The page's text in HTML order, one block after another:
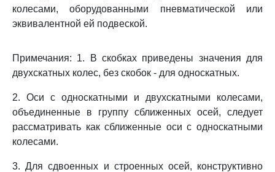
колесами, оборудованными пневматической или
эквивалентной ей подвеской.
Примечания: 1. В скобках приведены значения для
двухскатных колес, без скобок - для односкатных.
2. Оси с односкатными и двухскатными колесами,
объединенные в группу сближенных осей, следует
рассматривать как сближенные оси с односкатными
колесами.
3. Для сдвоенных и строенных осей, конструктивно